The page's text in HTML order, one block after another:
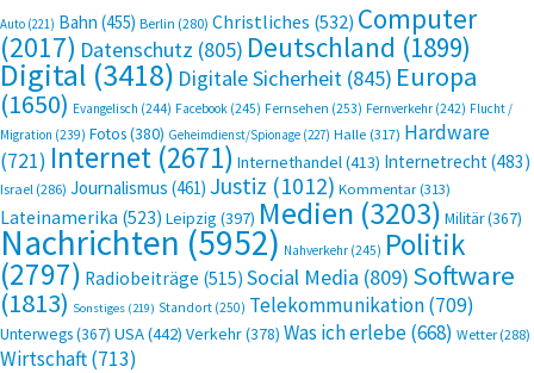
Auto (221) Bahn (455) Berlin (280) Christliches (532) Computer
(2017) Datenschutz (805) Deutschland (1899)
Digital (3418) Digitale Sicherheit (845) Europa
(1650) Evangelisch (244) Facebook (245) Fernsehen (253) Fernverkehr (242) Flucht /
Migration (239) Fotos(380) Geheimdienst/Spionage (227) Halle(317) Hardware
(721) Internet (2671) Internethandel(413) Internetrecht(483)
Israel (286) Journalismus (461) Justiz (1012) Kommentar(313)
Lateinamerika (523) Leipzig (397) Medien (3203) Militär(367)
Nachrichten(5952) Nahverkehr (245) Politik
(2797) Radiobeiträge (515) Social Media (809) Software
(1813) Sonstiges (219) Standort (250) Telekommunikation(709)
Unterwegs(367) USA(442) Verkehr(378) Was ich erlebe(668) Wetter (288)
Wirtschaft(713)